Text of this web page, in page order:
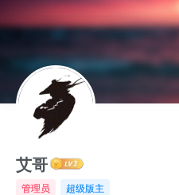
艾哥
管理员 超级版主